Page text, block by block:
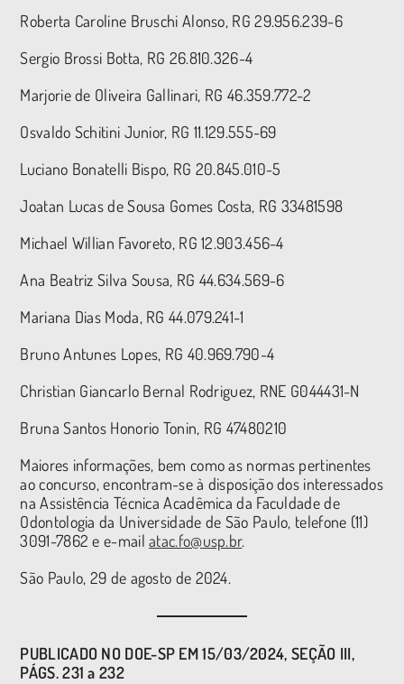
Roberta Caroline Bruschi Alonso, RG 29.956.239-6
Sergio Brossi Botta, RG 26.810.326-4
Marjorie de Oliveira Gallinari, RG 46.359.772-2
Osvaldo Schitini Junior, RG 11.129.555-69
Luciano Bonatelli Bispo, RG 20.845.010-5
Joatan Lucas de Sousa Gomes Costa, RG 33481598
Michael Willian Favoreto, RG 12.903.456-4
Ana Beatriz Silva Sousa, RG 44.634.569-6
Mariana Dias Moda, RG 44.079.241-1
Bruno Antunes Lopes, RG 40.969.790-4
Christian Giancarlo Bernal Rodriguez, RNE G044431-N
Bruna Santos Honorio Tonin, RG 47480210
Maiores informações, bem como as normas pertinentes
ao concurso, encontram-se à disposição dos interessados
na Assistência Técnica Acadêmica da Faculdade de
Odontologia da Universidade de São Paulo, telefone (11)
3091-7862 e e-mailatac.fo@usp.br.
São Paulo, 29 de agosto de 2024.
PUBLICADO NO DOE-SP EM 15/03/2024, SEÇÃO III,
PÁGS. 231 a 232